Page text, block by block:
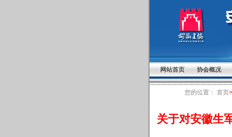
网站首页 协会概况
您的位置： 首页
关于对安徽生